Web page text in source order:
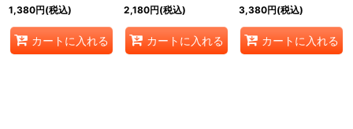
1,380円(税込)
カートに入れる
2,180円(税込)
カートに入れる
3,380円(税込)
カートに入れる